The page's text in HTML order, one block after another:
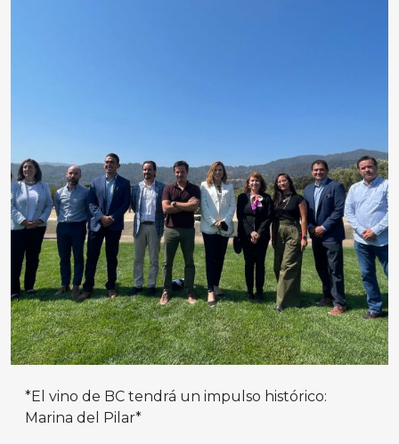
*El vino de BC tendrá un impulso histórico:
Marina del Pilar*